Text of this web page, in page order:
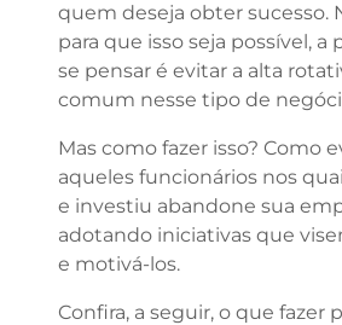
quem deseja obter sucesso.
para que isso seja possível, a
se pensar é evitar a alta
comum nesse tipo de
Mas como fazer isso? Como
aqueles funcionários nos
e investiu abandone sua
adotando iniciativas que
e motivá-los.
Confira, a seguir, o que fazer